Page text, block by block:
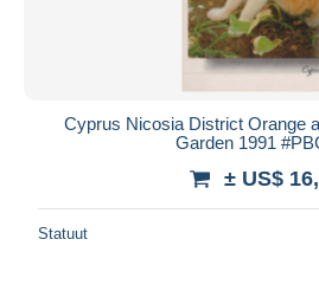
Cyprus Nicosia District Orange
Garden 1991
± US$
Statuut